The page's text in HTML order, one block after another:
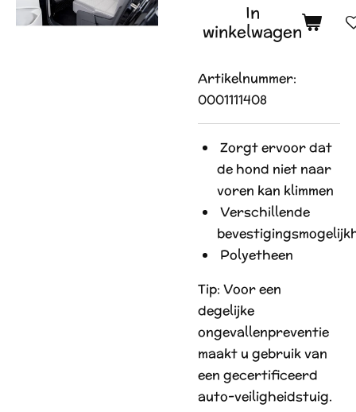
In
winkelwagen
Artikelnummer:
0001111408
Zorgt ervoor dat
de hond niet naar
voren kan klimmen
Verschillende
Polyetheen
Tip: Voor een
degelijke
ongevallenpreventie
maakt u gebruik van
een gecertificeerd
auto-veiligheidstuig.